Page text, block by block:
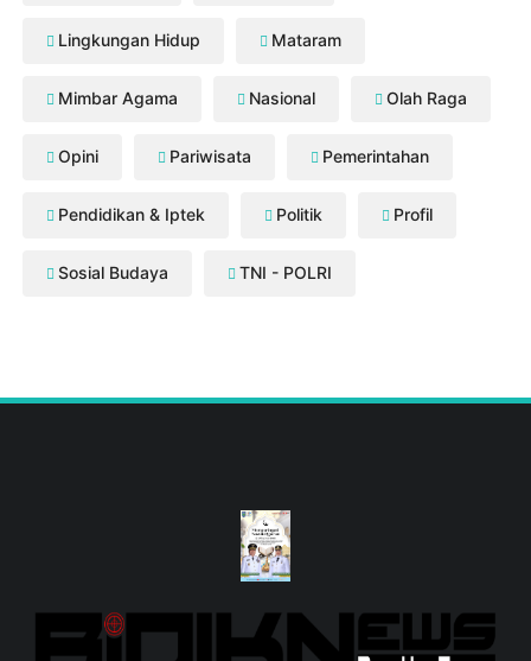
Lingkungan Hidup Mataram
Mimbar Agama Nasional Olah Raga
Opini Pariwisata Pemerintahan
Pendidikan & Iptek Politik Profil
Sosial Budaya TNI - POLRI